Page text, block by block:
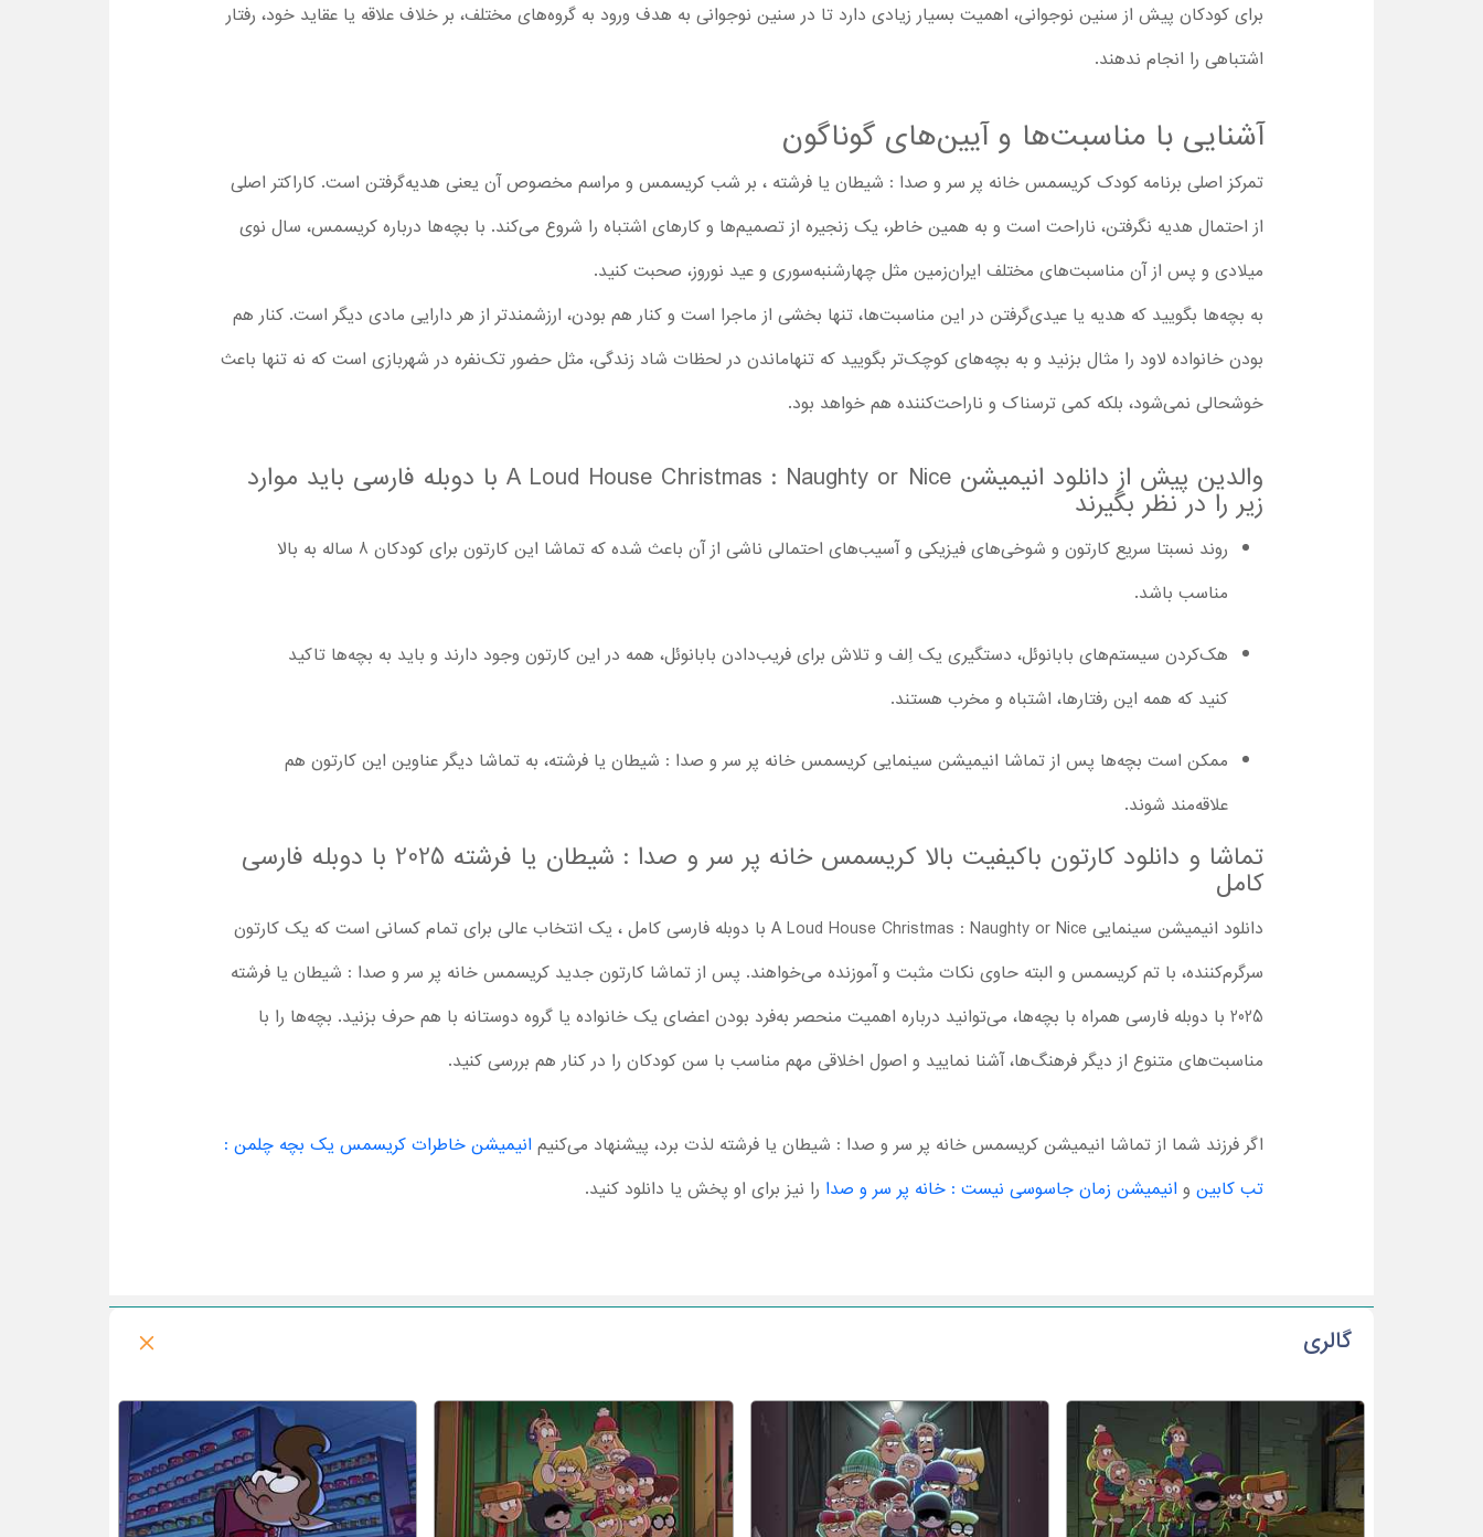
برای کودکان پیش از سنین نوجوانی، اهمیت بسیار زیادی دارد تا در سنین نوجوانی به هدف ورود به گروه‌های مختلف، بر خلاف علاقه یا عقاید خود، رفتار
اشتباهی را انجام ندهند.
آشنایی با مناسبت‌ها و آیین‌های گوناگون
تمرکز اصلی برنامه کودک کریسمس خانه پر سر و صدا : شیطان یا فرشته ، بر شب کریسمس و مراسم مخصوص آن یعنی هدیه‌گرفتن است. کاراکتر اصلی
از احتمال هدیه‌ نگرفتن، ناراحت است و به همین خاطر، یک زنجیره از تصمیم‌ها و کارهای اشتباه را شروع می‌کند. با بچه‌ها درباره کریسمس، سال نوی
میلادی و پس از آن مناسبت‌های مختلف ایران‌زمین مثل چهارشنبه‌سوری و عید نوروز، صحبت کنید.
به بچه‌ها بگویید که هدیه یا عیدی‌گرفتن در این مناسبت‌ها، تنها بخشی از ماجرا است و کنار هم بودن، ارزشمندتر از هر دارایی مادی دیگر است. کنار هم
بودن خانواده لاود را مثال بزنید و به بچه‌های کوچک‌تر بگویید که تنهاماندن در لحظات شاد زندگی، مثل حضور تک‌نفره در شهربازی است که نه تنها باعث
خوشحالی نمی‌شود، بلکه کمی ترسناک و ناراحت‌کننده هم خواهد بود.
والدین پیش از دانلود انیمیشن A Loud House Christmas : Naughty or Nice با دوبله فارسی باید موارد
زیر را در نظر بگیرند
روند نسبتا سریع کارتون و شوخی‌های فیزیکی و آسیب‌های احتمالی ناشی از آن باعث شده که تماشا این کارتون برای کودکان 8 ساله به بالا
مناسب باشد.
هک‌کردن سیستم‌های بابانوئل، دستگیری یک اِلف و تلاش برای فریب‌دادن بابانوئل، همه در این کارتون وجود دارند و باید به بچه‌ها تاکید
کنید که همه این رفتارها، اشتباه و مخرب هستند.
ممکن است بچه‌ها پس از تماشا انیمیشن سینمایی کریسمس خانه پر سر و صدا : شیطان یا فرشته، به تماشا دیگر عناوین این کارتون هم
علاقه‌مند شوند.
تماشا و دانلود کارتون باکیفیت بالا کریسمس خانه پر سر و صدا : شیطان یا فرشته 2025 با دوبله فارسی
کامل
دانلود انیمیشن سینمایی A Loud House Christmas : Naughty or Nice با دوبله فارسی کامل ، یک انتخاب عالی برای تمام کسانی است که یک کارتون
سرگرم‌کننده، با تم کریسمس و البته حاوی نکات مثبت و آموزنده می‌خواهند. پس از تماشا کارتون جدید کریسمس خانه پر سر و صدا : شیطان یا فرشته
2025 با دوبله فارسی همراه با بچه‌ها، می‌توانید درباره اهمیت منحصر به‌فرد بودن اعضای یک خانواده یا گروه دوستانه با هم حرف بزنید. بچه‌ها را با
مناسبت‌های متنوع از دیگر فرهنگ‌ها، آشنا نمایید و اصول اخلاقی مهم مناسب با سن کودکان را در کنار هم بررسی کنید.
اگر فرزند شما از تماشا انیمیشن کریسمس خانه پر سر و صدا : شیطان یا فرشته لذت برد، پیشنهاد می‌کنیم انیمیشن خاطرات کریسمس یک بچه چلمن :
تب کابین و انیمیشن زمان جاسوسی نیست : خانه پر سر و صدا را نیز برای او پخش یا دانلود کنید.
گالری